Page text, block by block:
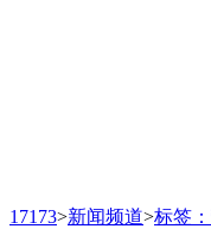
17173>新闻频道>标签